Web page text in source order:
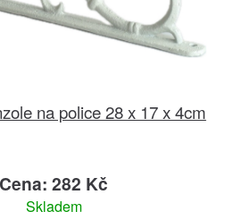
na police 28 x 17 x 4cm
Cena: 282 Kč
Skladem